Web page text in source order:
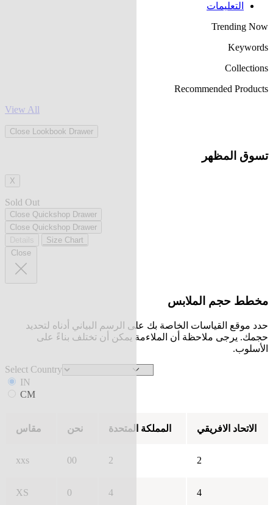
التعليمات
Trending Now
Keywords
Collections
Recommended Products
View All
Close Lookbook Drawer
تسوق المظهر
X
Sold Out
Close Quickshop Drawer
Close Quickshop Drawer
Size Chart
Close
مخطط حجم الملابس
حدد موقع القياسات الخاصة بك على الرسم البياني أدناه لتحديد
حجمك. يرجى ملاحظة أن الملاءمة يمكن أن تختلف بناءً على
الأسلوب.
Select Country
IN
CM
مقاس نحن المملكة المتحدة الاتحاد الافريقي
xxs 00 2 2
XS 0 4 4